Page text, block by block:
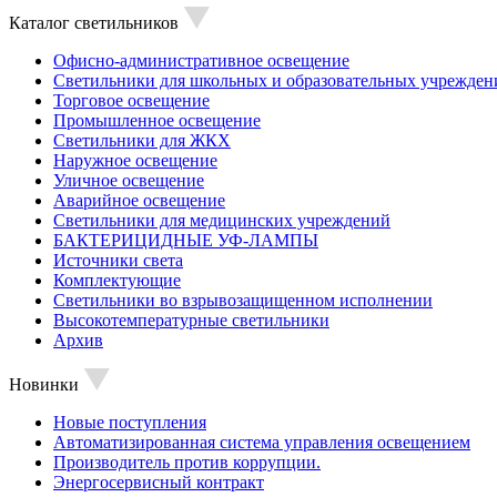
Каталог светильников
Офисно-административное освещение
Светильники для школьных и образовательных
Торговое освещение
Промышленное освещение
Светильники для ЖКХ
Наружное освещение
Уличное освещение
Аварийное освещение
Светильники для медицинских учреждений
БАКТЕРИЦИДНЫЕ УФ-ЛАМПЫ
Источники света
Комплектующие
Светильники во взрывозащищенном исполнении
Высокотемпературные светильники
Архив
Новинки
Новые поступления
Автоматизированная система управления освещением
Производитель против коррупции.
Энергосервисный контракт